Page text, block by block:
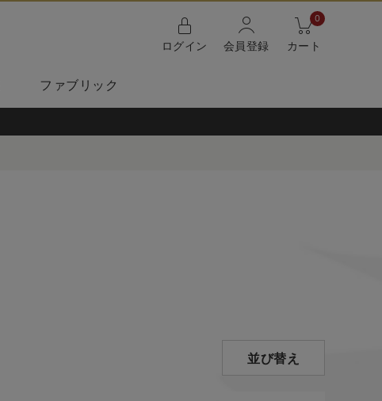
ログイン 会員登録
0
カート
ファブリック
並び替え